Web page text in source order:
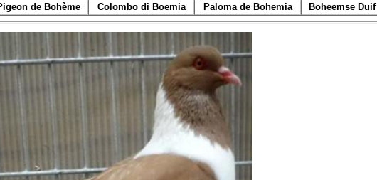
de Bohème
Colombo di Boemia Paloma de Bohemia Boheemse Duif